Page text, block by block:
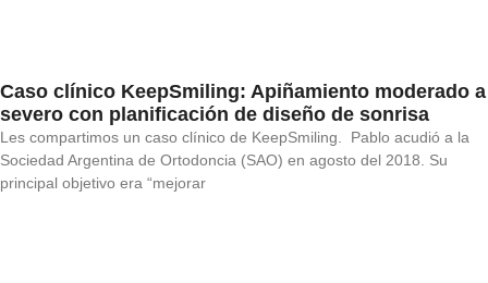
Caso clínico KeepSmiling: Apiñamiento moderado a
severo con planificación de diseño de sonrisa
Les compartimos un caso clínico de KeepSmiling. Pablo acudió a la
Sociedad Argentina de Ortodoncia (SAO) en agosto del 2018. Su
principal objetivo era “mejorar